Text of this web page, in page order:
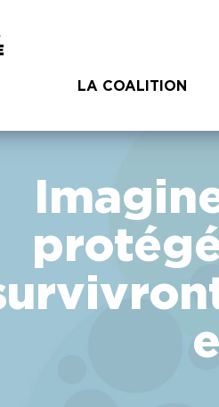
LA COALITION